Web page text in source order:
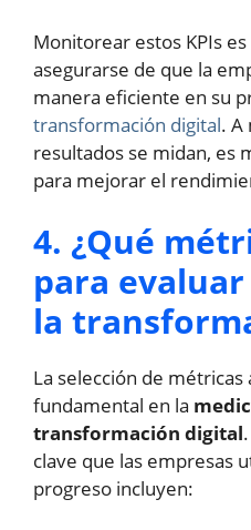
Monitorear estos KPIs
asegurarse de que la
manera eficiente en su
transformación digital. A
resultados se midan, es
para mejorar el
4. ¿Qué
para
la
La selección de métricas
fundamental en la
transformación digital
clave que las empresas
progreso incluyen: